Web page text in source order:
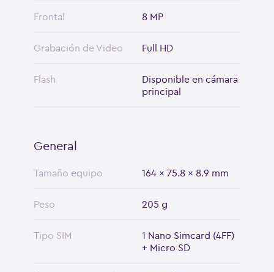
Frontal 8 MP
Grabación de Video Full HD
Flash
Disponible en cámara
principal
General
Tamaño equipo 164 x 75.8 x 8.9 mm
Peso 205 g
Tipo SIM
1 Nano Simcard (4FF)
+ Micro SD